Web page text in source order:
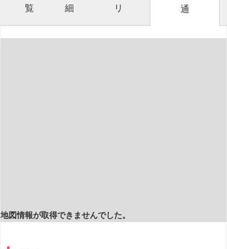
覧
細
リ
通
地図情報が取得できませんでした。